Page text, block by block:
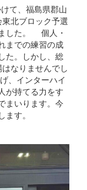
て、福島県郡山
北ブロック予選
した。 個人・
までの練習の成
た。しかし、総
なりませんでし
、インターハイ
が持てる力をす
まいります。今
す。